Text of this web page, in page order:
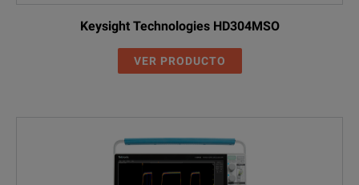
Keysight Technologies HD304MSO
VER PRODUCTO